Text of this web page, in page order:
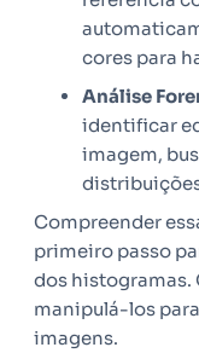
cores para
Análise
identificar
imagem,
Compreender
primeiro passo
dos histogramas.
manipulá-los
imagens.